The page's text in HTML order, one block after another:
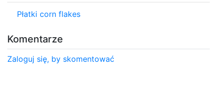
Płatki corn flakes
Komentarze
Zaloguj się, by skomentować